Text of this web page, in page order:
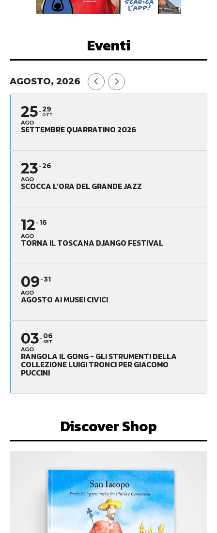
Eventi
AGOSTO, 2026
25
AGO
29
OTT
SETTEMBRE QUARRATINO 2026
23
AGO
26
SCOCCA L’ORA DEL GRANDE JAZZ
12
AGO
16
TORNA IL TOSCANA DJANGO FESTIVAL
09
AGO
31
AGOSTO AI MUSEI CIVICI
03
AGO
06
SET
RANGOLA IL GONG - GLI STRUMENTI DELLA
COLLEZIONE LUIGI TRONCI PER GIACOMO
PUCCINI
Discover Shop